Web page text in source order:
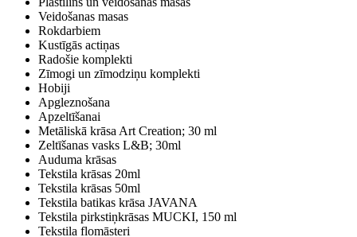
Veidošanas masas
Rokdarbiem
Kustīgās actiņas
Radošie komplekti
Zīmogi un zīmodziņu komplekti
Hobiji
Apgleznošana
Apzeltīšanai
Metāliskā krāsa Art Creation; 30 ml
Zeltīšanas vasks L&B; 30ml
Auduma krāsas
Tekstila krāsas 20ml
Tekstila krāsas 50ml
Tekstila batikas krāsa JAVANA
Tekstila pirkstiņkrāsas MUCKI, 150 ml
Tekstila flomāsteri